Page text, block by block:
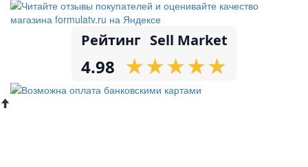
Рейтинг Sell Market
4.98 ★
★★
★★
★★
★★
★